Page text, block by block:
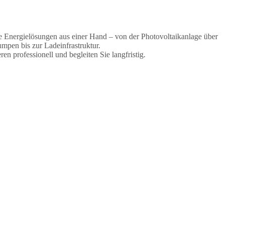
Energielösungen aus einer Hand – von der Photovoltaikanlage über
bis zur Ladeinfrastruktur.
professionell und begleiten Sie langfristig.